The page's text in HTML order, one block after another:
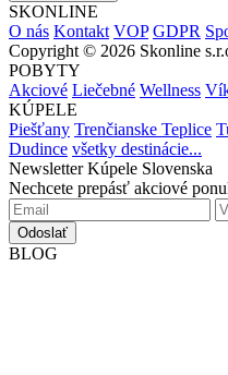
SKONLINE
O nás Kontakt VOP GDPR
Copyright © 2026 Skonline
POBYTY
Akciové Liečebné Wellness
KÚPELE
Piešťany Trenčianske Teplice
Dudince všetky destinácie...
Newsletter Kúpele Slovenska
Nechcete prepásť akciové
Odoslať
BLOG